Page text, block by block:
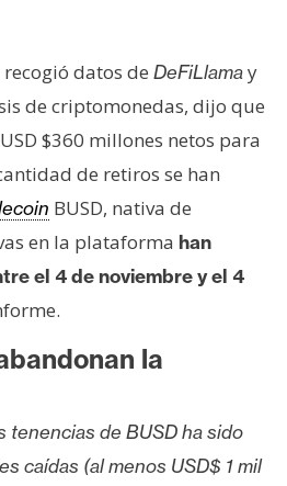
datos de DeFiLlamay
de criptomonedas, dijo que
$360 millones netos para
de retiros se han
BUSD, nativa de
en la plataforma han
el 4 de noviembre y el 4
la
tenencias de BUSD ha sido
caídas (al menos USD$ 1 mil